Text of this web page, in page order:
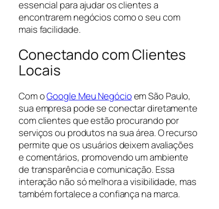
essencial para ajudar os clientes a
encontrarem negócios como o seu com
mais facilidade.
Conectando com Clientes
Locais
Com oGoogle Meu Negócioem São Paulo,
sua empresa pode se conectar diretamente
com clientes que estão procurando por
serviços ou produtos na sua área. O recurso
permite que os usuários deixem avaliações
e comentários, promovendo um ambiente
de transparência e comunicação. Essa
interação não só melhora a visibilidade, mas
também fortalece a confiança na marca.